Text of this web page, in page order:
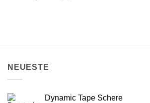
NEUESTE
Dynamic Tape Schere